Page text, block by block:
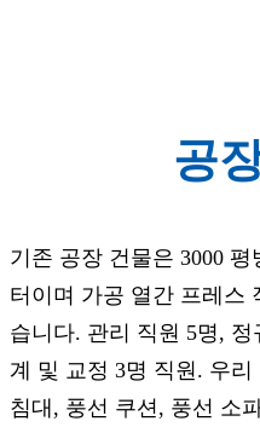
공
기존 공장 건물은 3000
터이며 가공 열간 프레스
습니다. 관리 직원 5명,
계 및 교정 3명 직원. 우
침대, 풍선 쿠션, 풍선 소